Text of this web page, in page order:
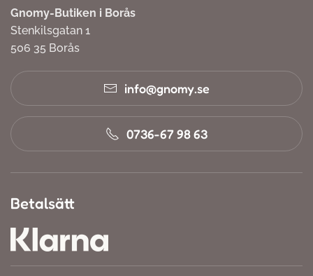
Gnomy-Butiken i Borås
Stenkilsgatan 1
506 35 Borås
info@gnomy.se
0736-67 98 63
Betalsätt